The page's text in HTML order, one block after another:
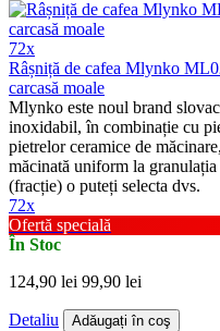
72x
Râșniță de cafea Mlynko
carcasă moale
Mlynko este noul brand
inoxidabil, în combinație cu
pietrelor ceramice de
măcinată uniform la
(fracție) o puteți selecta dvs.
72x
Ofertă specială
În Stoc
124,90 lei 99,90 lei
Detaliu Adăugați în coş